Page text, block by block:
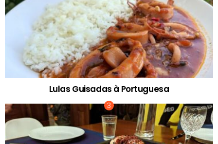
Lulas Guisadas à Portuguesa